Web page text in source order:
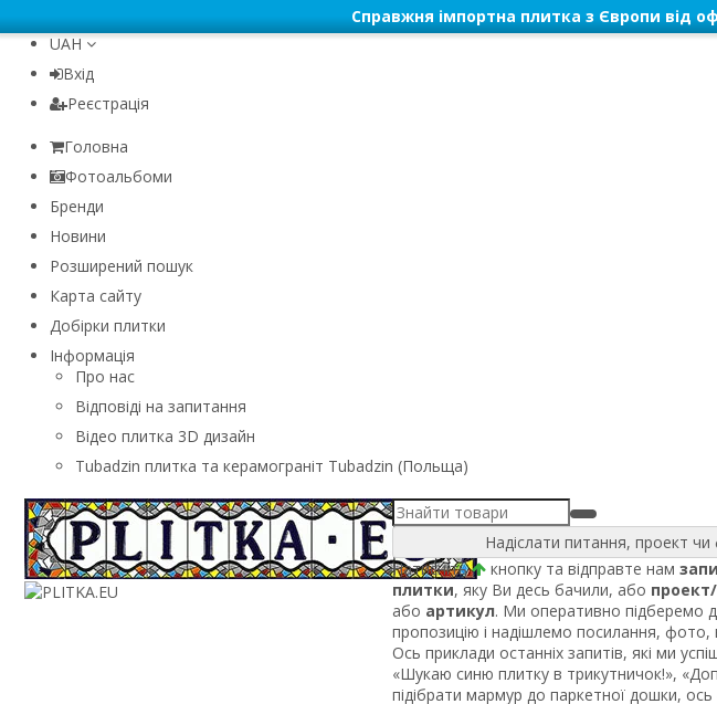
Справжня імпортна плитка з Європи від
UAH
Вхід
Реєстрація
Головна
Фотоальбоми
Бренди
Новини
Розширений пошук
Карта сайту
Добірки плитки
Інформація
Про нас
Відповіді на запитання
Відео плитка 3D дизайн
Tubadzin плитка та керамограніт Tubadzin (Польща)
Надіслати питання, проект
Натисніть
кнопку та відправте нам
плитки, яку Ви десь бачили, або проект/
або артикул. Ми оперативно підберемо
пропозицію і надішлемо посилання, фото,
Ось приклади останніх запитів, які ми
«Шукаю синю плитку в трикутничок!»,
підібрати мармур до паркетної дошки,